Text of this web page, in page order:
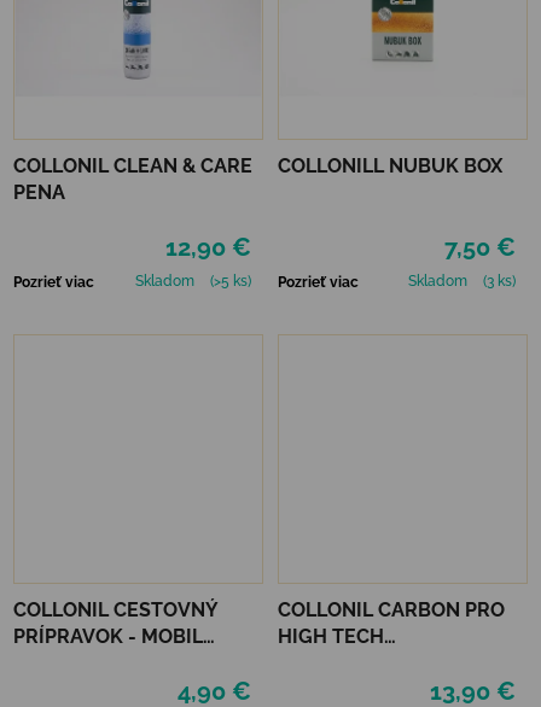
COLLONIL CLEAN & CARE
PENA
12,90 €
Pozrieť viac Skladom (>5 ks)
COLLONILL NUBUK BOX
7,50 €
Pozrieť viac Skladom (3 ks)
COLLONIL CESTOVNÝ
PRÍPRAVOK - MOBIL
4,90 €
COLLONIL CARBON PRO
HIGH TECH
13,90 €